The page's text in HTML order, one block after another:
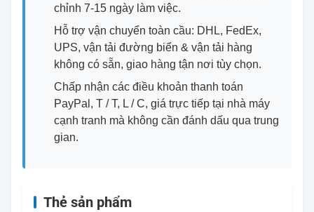
chỉnh 7-15 ngày làm việc.
Hỗ trợ vận chuyển toàn cầu: DHL, FedEx,
UPS, vận tải đường biển & vận tải hàng
không có sẵn, giao hàng tận nơi tùy chọn.
Chấp nhận các điều khoản thanh toán
PayPal, T / T, L / C, giá trực tiếp tại nhà máy
cạnh tranh mà không cần đánh dấu qua trung
gian.
Thẻ sản phẩm